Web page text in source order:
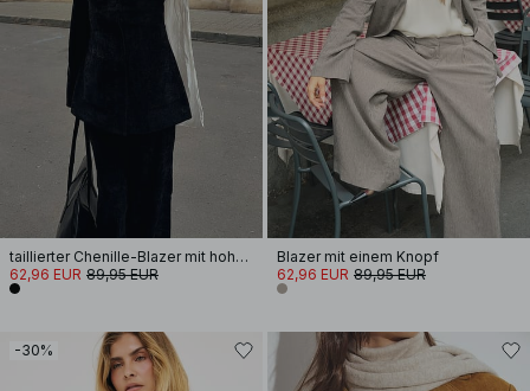
taillierter Chenille-Blazer mit hohem Kragen
62,96 EUR 89,95 EUR
Blazer mit einem Knopf
62,96 EUR 89,95 EUR
-30%